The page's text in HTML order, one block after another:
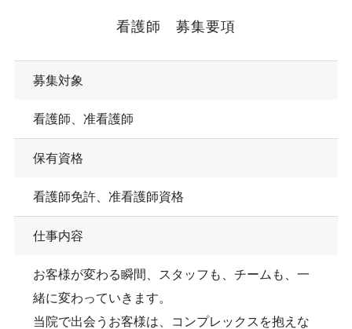
看護師 募集要項
募集対象
看護師、准看護師
保有資格
看護師免許、准看護師資格
仕事内容
お客様が変わる瞬間、スタッフも、チームも、一
緒に変わっていきます。
当院で出会うお客様は、コンプレックスを抱えな